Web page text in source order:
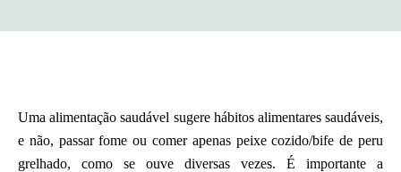
Uma alimentação saudável sugere hábitos alimentares saudáveis,
e não, passar fome ou comer apenas peixe cozido/bife de peru
grelhado, como se ouve diversas vezes. É importante a